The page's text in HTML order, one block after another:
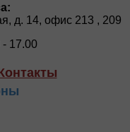
д. 14, офис 213 , 209
- 17.00